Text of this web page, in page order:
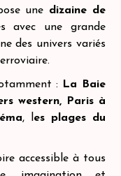
une dizaine de
avec une grande
des univers variés
:
La Baie
western,
Paris à
, l es plages du
accessible à tous